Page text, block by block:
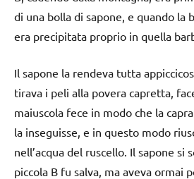
di una bolla di sapone, e quando la
era precipitata proprio in quella
Il sapone la rendeva tutta
tirava i peli alla povera capretta,
maiuscola fece in modo che la
la inseguisse, e in questo modo
nell’acqua del ruscello. Il sapone si
piccola B fu salva, ma aveva ormai